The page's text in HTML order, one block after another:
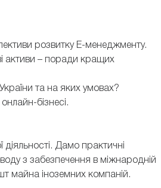
розвитку E-менеджменту.
активи – поради кращих
та на яких умовах?
бізнесі.
Дамо практичні
з забезпечення в міжнародній
майна іноземних компаній.